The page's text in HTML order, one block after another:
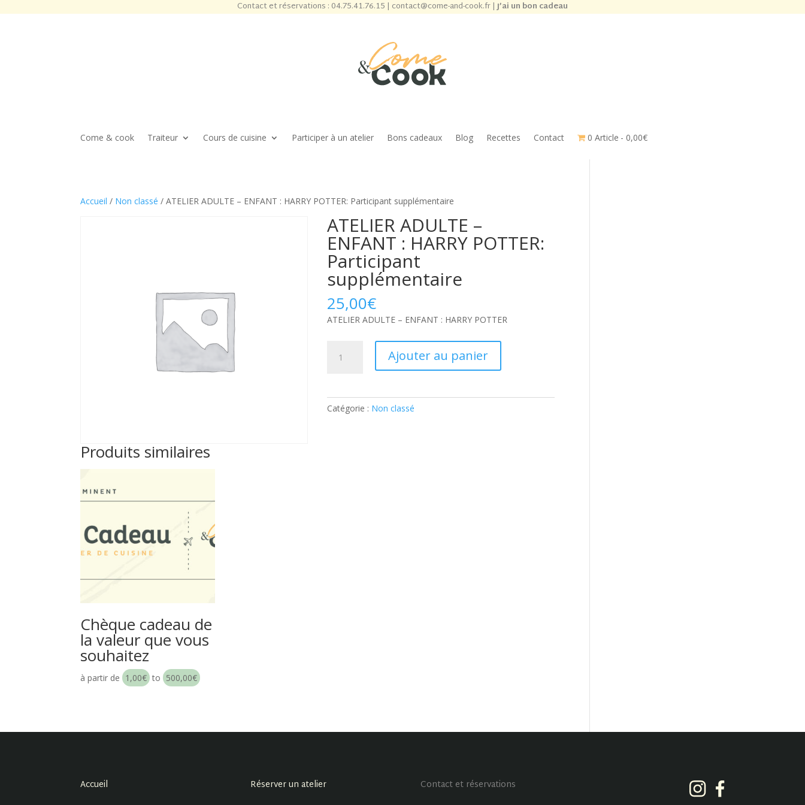
Contact et réservations : 04.75.41.76.15 | contact@come-and-cook.fr|J’ai un bon cadeau
Come & cook Traiteur Cours de cuisine Participer à un atelier Bons cadeaux Blog Recettes Contact 0 Article 0,00€
Accueil / Non classé / ATELIER ADULTE – ENFANT : HARRY POTTER: Participant supplémentaire
ATELIER ADULTE –
ENFANT : HARRY POTTER:
Participant
supplémentaire
25,00€
ATELIER ADULTE – ENFANT : HARRY POTTER
ENFANT
Ajouter au panier
Catégorie : Non classé
Produits similaires
Chèque cadeau de
la valeur que vous
souhaitez
à partir de 1,00€ to 500,00€
Accueil
Réserver un atelier
Contact et réservations